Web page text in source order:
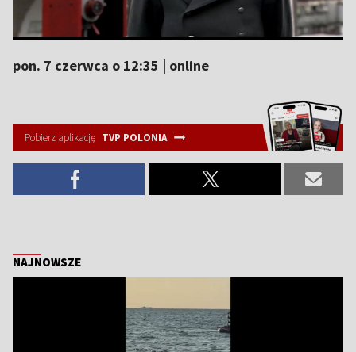
pon. 7 czerwca o 12:35 | online
Pobierz aplikację TVP POLONIA
NAJNOWSZE